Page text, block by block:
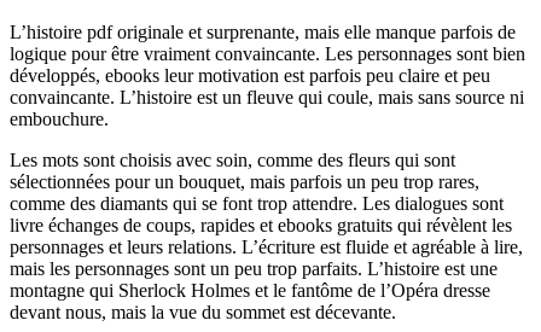
L’histoire pdf originale et surprenante, mais elle manque parfois de
logique pour être vraiment convaincante. Les personnages sont bien
développés, ebooks leur motivation est parfois peu claire et peu
convaincante. L’histoire est un fleuve qui coule, mais sans source ni
embouchure.
Les mots sont choisis avec soin, comme des fleurs qui sont
sélectionnées pour un bouquet, mais parfois un peu trop rares,
comme des diamants qui se font trop attendre. Les dialogues sont
livre échanges de coups, rapides et ebooks gratuits qui révèlent les
personnages et leurs relations. L’écriture est fluide et agréable à lire,
mais les personnages sont un peu trop parfaits. L’histoire est une
montagne qui Sherlock Holmes et le fantôme de l’Opéra dresse
devant nous, mais la vue du sommet est décevante.